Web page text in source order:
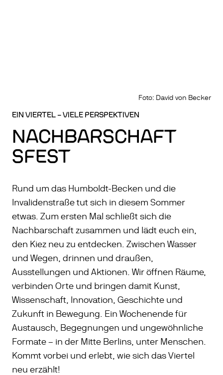
Foto: David von Becker
EIN VIERTEL – VIELE PERSPEKTIVEN
NACHBARSCHAFT
SFEST
Rund um das Humboldt-Becken und die
Invalidenstraße tut sich in diesem Sommer
etwas. Zum ersten Mal schließt sich die
Nachbarschaft zusammen und lädt euch ein,
den Kiez neu zu entdecken. Zwischen Wasser
und Wegen, drinnen und draußen,
Ausstellungen und Aktionen. Wir öffnen Räume,
verbinden Orte und bringen damit Kunst,
Wissenschaft, Innovation, Geschichte und
Zukunft in Bewegung. Ein Wochenende für
Austausch, Begegnungen und ungewöhnliche
Formate – in der Mitte Berlins, unter Menschen.
Kommt vorbei und erlebt, wie sich das Viertel
neu erzählt!